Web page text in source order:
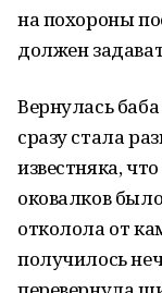
на похороны
должен
Вернулась
сразу стала
известняка,
оковалков
отколола от
получилось